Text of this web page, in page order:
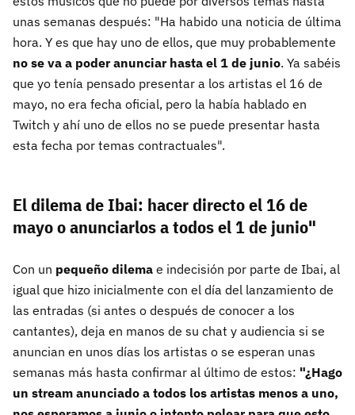
unas semanas después: "Ha habido una noticia de última
hora. Y es que hay uno de ellos, que muy probablemente
no se va a poder anunciar hasta el 1 de junio. Ya sabéis
que yo tenía pensado presentar a los artistas el 16 de
mayo, no era fecha oficial, pero la había hablado en
Twitch y ahí uno de ellos no se puede presentar hasta
esta fecha por temas contractuales".
El dilema de Ibai: hacer directo el 16 de
mayo o anunciarlos a todos el 1 de junio"
Con un pequeño dilema e indecisión por parte de Ibai, al
igual que hizo inicialmente con el día del lanzamiento de
las entradas (si antes o después de conocer a los
cantantes), deja en manos de su chat y audiencia si se
anuncian en unos días los artistas o se esperan unas
semanas más hasta confirmar al último de estos: "¿Hago
un stream anunciado a todos los artistas menos a uno,